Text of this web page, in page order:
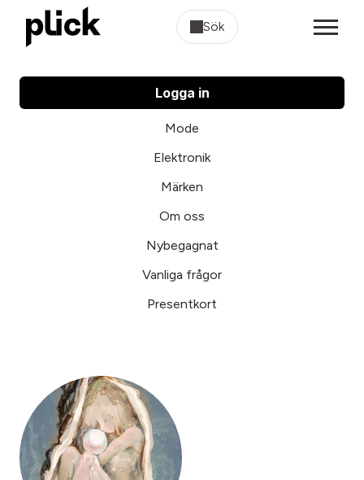
Sök
Logga in
Mode
Elektronik
Märken
Om oss
Nybegagnat
Vanliga frågor
Presentkort